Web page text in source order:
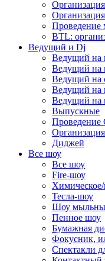
Проведение
BTL:
Ведущий и Dj
Ведущий на
Ведущий на
Ведущий на
Ведущий на
Ведущий на
Выпускные
Проведение
Диджей
Все шоу
Все шоу
Fire-шоу
Тесла-шоу
Шоу
Пенное шоу
Бумажная
Фокусник,
Спектакли